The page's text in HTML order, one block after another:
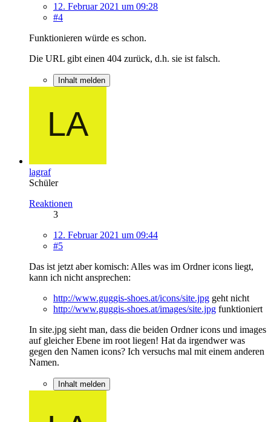
12. Februar 2021 um 09:28
#4
Funktionieren würde es schon.
Die URL gibt einen 404 zurück, d.h. sie ist falsch.
Inhalt melden
lagraf
Schüler
Reaktionen
3
12. Februar 2021 um 09:44
#5
Das ist jetzt aber komisch: Alles was im Ordner icons liegt,
kann ich nicht ansprechen:
http://www.guggis-shoes.at/icons/site.jpg geht nicht
http://www.guggis-shoes.at/images/site.jpg funktioniert
In site.jpg sieht man, dass die beiden Ordner icons und images
auf gleicher Ebene im root liegen! Hat da irgendwer was
gegen den Namen icons? Ich versuchs mal mit einem anderen
Namen.
Inhalt melden